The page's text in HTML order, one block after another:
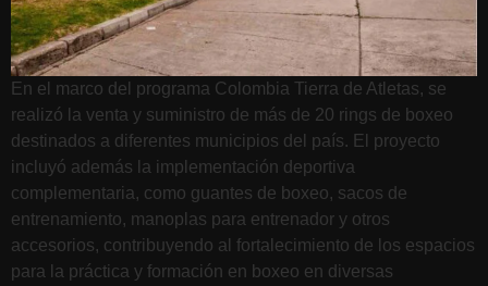
En el marco del programa Colombia Tierra de Atletas, se
realizó la venta y suministro de más de 20 rings de boxeo
destinados a diferentes municipios del país. El proyecto
incluyó además la implementación deportiva
complementaria, como guantes de boxeo, sacos de
entrenamiento, manoplas para entrenador y otros
accesorios, contribuyendo al fortalecimiento de los espacios
para la práctica y formación en boxeo en diversas